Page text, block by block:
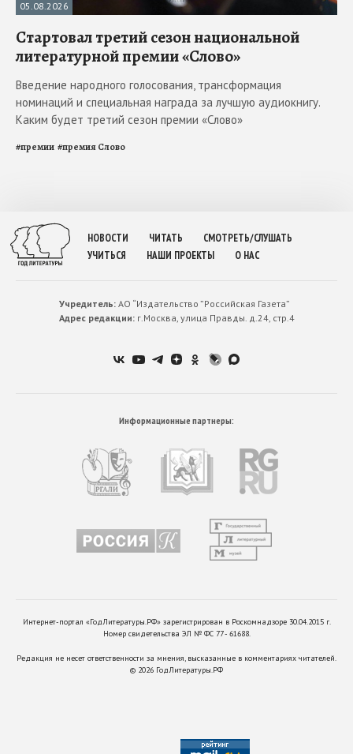
05.08.2026
Стартовал третий сезон национальной
литературной премии «Слово»
Введение народного голосования, трансформация
номинаций и специальная награда за лучшую аудиокнигу.
Каким будет третий сезон премии «Слово»
#премии #премия Слово
НОВОСТИ ЧИТАТЬ
СМОТРЕТЬ/СЛУШАТЬ
УЧИТЬСЯ
НАШИ ПРОЕКТЫ О НАС
Учредитель:АО “Издательство ”Российская Газета”
Адрес редакции:г.Москва, улица Правды. д.24, стр.4
Информационные партнеры:
Интернет-портал «ГодЛитературы.РФ» зарегистрирован в Роскомнадзоре 30.04.2015 г.
Номер свидетельства ЭЛ № ФС 77 - 61688.
Редакция не несет ответственности за мнения, высказанные в комментариях читателей.
© 2026 ГодЛитературы.РФ